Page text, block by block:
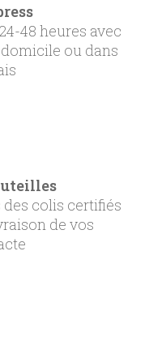
48 heures avec
ou dans
des colis certifiés
de vos